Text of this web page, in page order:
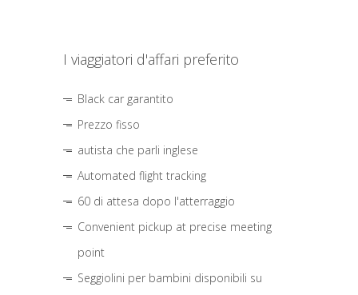
I viaggiatori d'affari preferito
Black car garantito
Prezzo fisso
autista che parli inglese
Automated flight tracking
60 di attesa dopo l'atterraggio
Convenient pickup at precise meeting
point
Seggiolini per bambini disponibili su